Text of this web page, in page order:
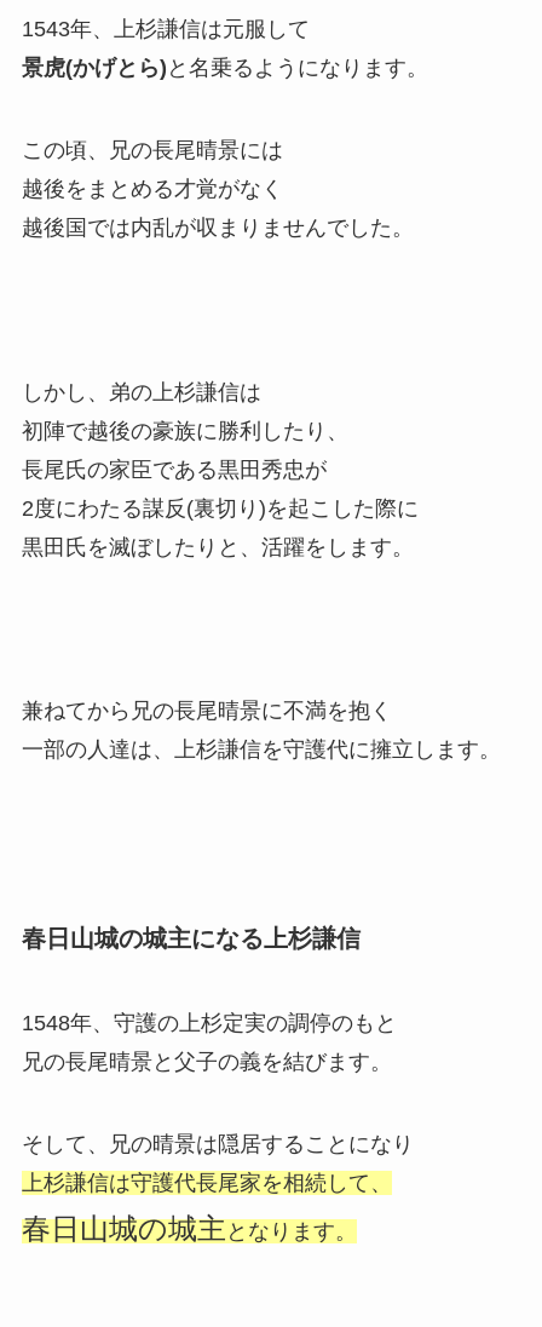
1543年、上杉謙信は元服して
景虎(かげとら) と名乗るようになります。
この頃、兄の長尾晴景には
越後をまとめる才覚がなく
越後国では内乱が収まりませんでした。
しかし、弟の上杉謙信は
初陣で越後の豪族に勝利したり、
長尾氏の家臣である黒田秀忠が
2度にわたる謀反(裏切り)を起こした際に
黒田氏を滅ぼしたりと、活躍をします。
兼ねてから兄の長尾晴景に不満を抱く
一部の人達は、上杉謙信を守護代に擁立します。
春日山城の城主になる上杉謙信
1548年、守護の上杉定実の調停のもと
兄の長尾晴景と父子の義を結びます。
そして、兄の晴景は隠居することになり
上杉謙信は守護代長尾家を相続して、
春日山城の城主となります。